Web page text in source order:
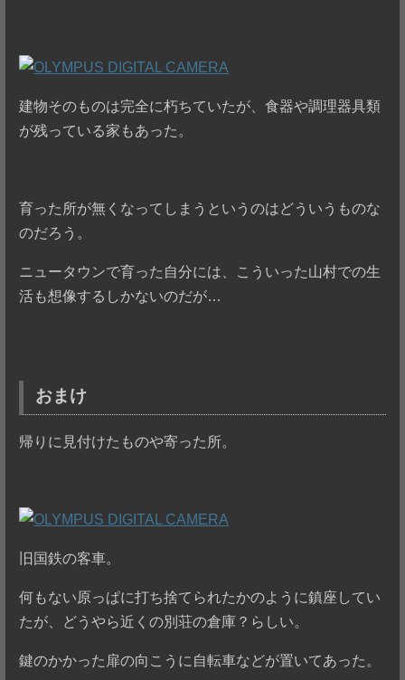
建物そのものは完全に朽ちていたが、食器や調理器具類
が残っている家もあった。
育った所が無くなってしまうというのはどういうものな
のだろう。
ニュータウンで育った自分には、こういった山村での生
活も想像するしかないのだが…
おまけ
帰りに見付けたものや寄った所。
旧国鉄の客車。
何もない原っぱに打ち捨てられたかのように鎮座してい
たが、どうやら近くの別荘の倉庫？らしい。
鍵のかかった扉の向こうに自転車などが置いてあった。